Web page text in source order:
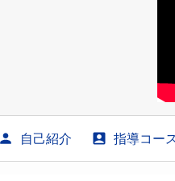
自己紹介 指導コー